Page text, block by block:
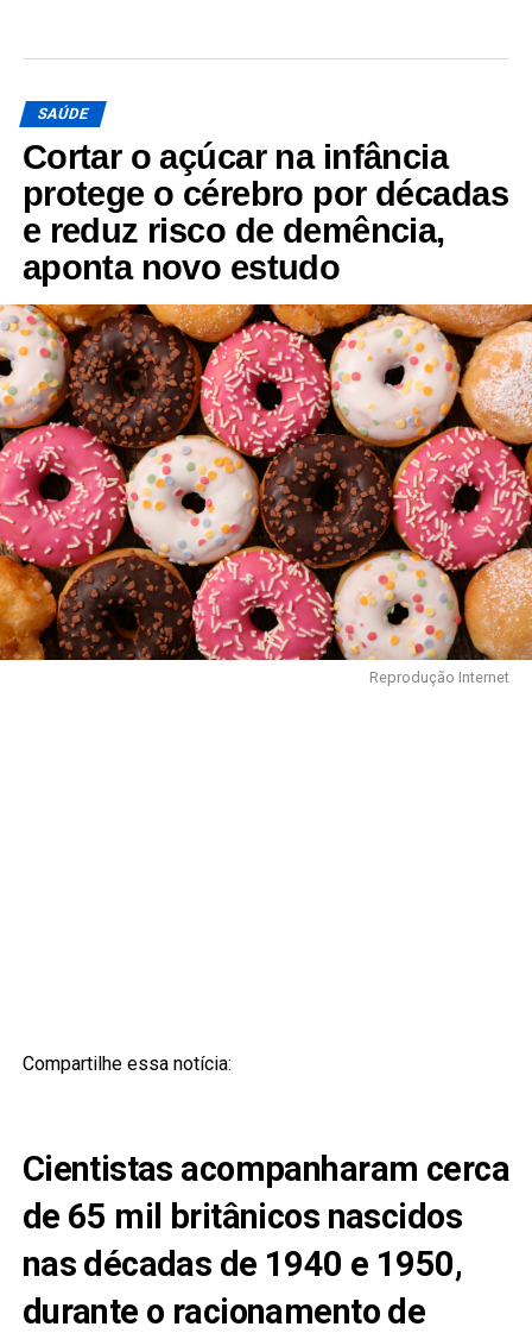
SAÚDE
Cortar o açúcar na infância
protege o cérebro por décadas
e reduz risco de demência,
aponta novo estudo
Reprodução Internet
Compartilhe essa notícia:
Cientistas acompanharam cerca
de 65 mil britânicos nascidos
nas décadas de 1940 e 1950,
durante o racionamento de